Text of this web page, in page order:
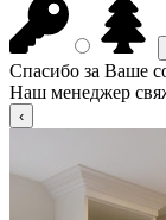
Спасибо за Ваше
Наш менеджер